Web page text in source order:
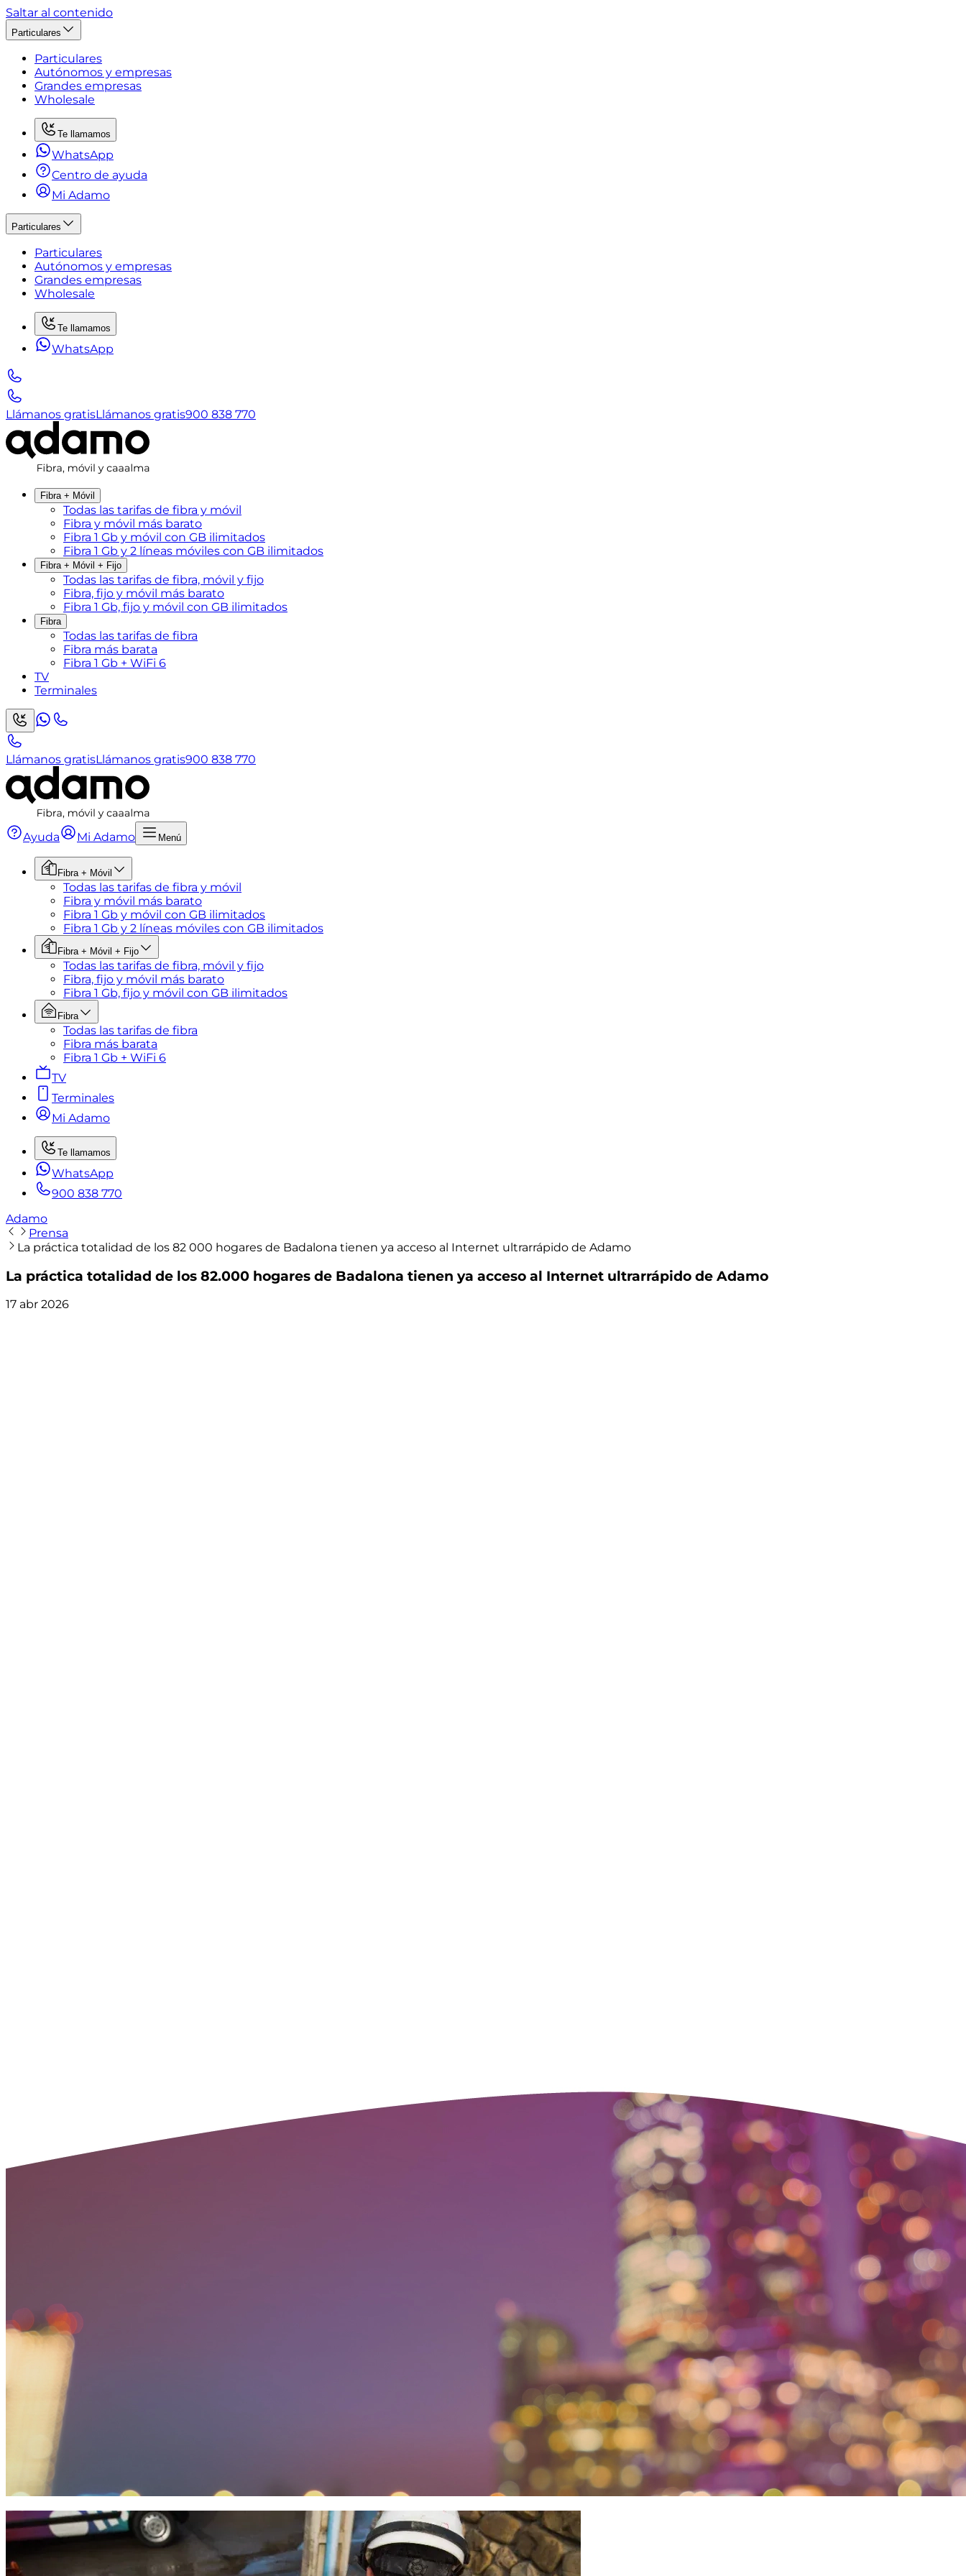
Saltar al contenido
Particulares
Particulares
Autónomos y empresas
Grandes empresas
Wholesale
Te llamamos
WhatsApp
Centro de ayuda
Mi Adamo
Particulares
Particulares
Autónomos y empresas
Grandes empresas
Wholesale
Te llamamos
WhatsApp
Llámanos gratisLlámanos gratis900 838 770
Fibra + Móvil
Todas las tarifas de fibra y móvil
Fibra y móvil más barato
Fibra 1 Gb y móvil con GB ilimitados
Fibra 1 Gb y 2 líneas móviles con GB ilimitados
Fibra + Móvil + Fijo
Todas las tarifas de fibra, móvil y fijo
Fibra, fijo y móvil más barato
Fibra 1 Gb, fijo y móvil con GB ilimitados
Fibra
Todas las tarifas de fibra
Fibra más barata
Fibra 1 Gb + WiFi 6
TV
Terminales
Llámanos gratisLlámanos gratis900 838 770
Ayuda Mi Adamo Menú
Fibra + Móvil
Todas las tarifas de fibra y móvil
Fibra y móvil más barato
Fibra 1 Gb y móvil con GB ilimitados
Fibra 1 Gb y 2 líneas móviles con GB ilimitados
Fibra + Móvil + Fijo
Todas las tarifas de fibra, móvil y fijo
Fibra, fijo y móvil más barato
Fibra 1 Gb, fijo y móvil con GB ilimitados
Fibra
Todas las tarifas de fibra
Fibra más barata
Fibra 1 Gb + WiFi 6
TV
Terminales
Mi Adamo
Te llamamos
WhatsApp
900 838 770
Adamo
Prensa
La práctica totalidad de los 82 000 hogares de Badalona tienen ya acceso al Internet ultrarrápido de Adamo
La práctica totalidad de los 82.000 hogares de Badalona tienen ya acceso al Internet ultrarrápido de Adamo
17 abr 2026